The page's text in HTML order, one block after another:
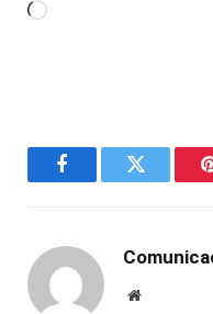
Carregando...
FacebookTwitter
Website